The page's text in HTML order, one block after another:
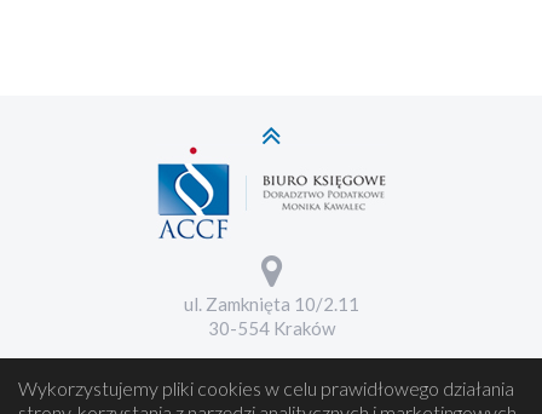
ul. Zamknięta 10/2.11
30-554 Kraków
Wykorzystujemy pliki cookies w celu prawidłowego działania